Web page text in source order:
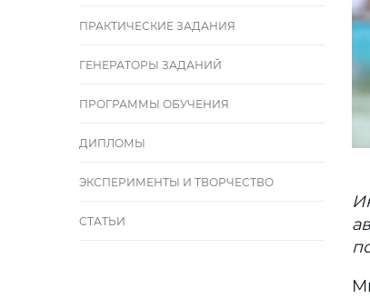
ПРАКТИЧЕСКИЕ ЗАДАНИЯ
ГЕНЕРАТОРЫ ЗАДАНИЙ
ПРОГРАММЫ ОБУЧЕНИЯ
ДИПЛОМЫ
ЭКСПЕРИМЕНТЫ И ТВОРЧЕСТВО
СТАТЬИ